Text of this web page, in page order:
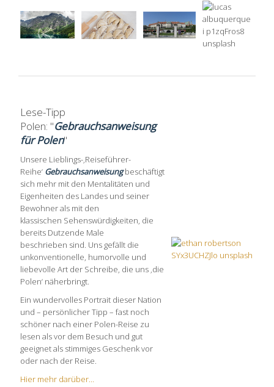
Lese-Tipp
Polen: "Gebrauchsanweisung
für Polen"
Unsere Lieblings-‚Reiseführer-
Reihe‘ Gebrauchsanweisungbeschäftigt
sich mehr mit den Mentalitäten und
Eigenheiten des Landes und seiner
Bewohner als mit den
klassischen Sehenswürdigkeiten, die
bereits Dutzende Male
beschrieben sind. Uns gefällt die
unkonventionelle, humorvolle und
liebevolle Art der Schreibe, die uns ‚die
Polen‘ näherbringt.
Ein wundervolles Portrait dieser Nation
und – persönlicher Tipp – fast noch
schöner nach einer Polen-Reise zu
lesen als vor dem Besuch und gut
geeignet als stimmiges Geschenk vor
oder nach der Reise.
Hier mehr darüber...